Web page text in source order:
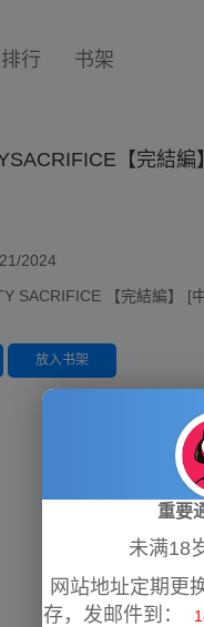
排行 书架
【完結編
2024
SACRIFICE 【完結編】 [
放入书架
重要
未满18
网站地址定期更
存，发邮件到：